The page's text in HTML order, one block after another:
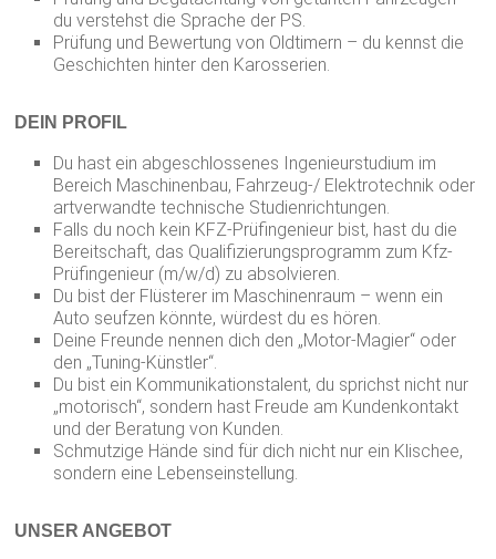
du verstehst die Sprache der PS.
Prüfung und Bewertung von Oldtimern – du kennst die
Geschichten hinter den Karosserien.
DEIN PROFIL
Du hast ein abgeschlossenes Ingenieurstudium im
Bereich Maschinenbau, Fahrzeug-/ Elektrotechnik oder
artverwandte technische Studienrichtungen.
Falls du noch kein KFZ-Prüfingenieur bist, hast du die
Bereitschaft, das Qualifizierungsprogramm zum Kfz-
Prüfingenieur (m/w/d) zu absolvieren.
Du bist der Flüsterer im Maschinenraum – wenn ein
Auto seufzen könnte, würdest du es hören.
Deine Freunde nennen dich den „Motor-Magier“ oder
den „Tuning-Künstler“.
Du bist ein Kommunikationstalent, du sprichst nicht nur
„motorisch“, sondern hast Freude am Kundenkontakt
und der Beratung von Kunden.
Schmutzige Hände sind für dich nicht nur ein Klischee,
sondern eine Lebenseinstellung.
UNSER ANGEBOT